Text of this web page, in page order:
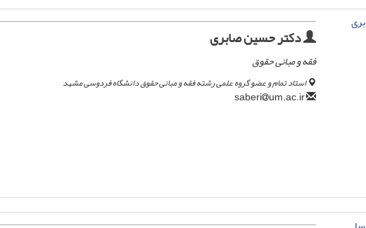
دکتر حسین صابری
فقه و مبانی حقوق
استاد تمام و عضو گروه علمی رشته فقه و مبانی حقوق دانشگاه فردوسی مشهد
um.ac.ir